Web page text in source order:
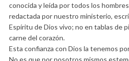
conocida y leída por todos los
redactada por nuestro ministerio,
Espíritu de Dios vivo; no en tablas de
carne del corazón.
Esta confianza con Dios la tenemos
No es que por nosotros mismos